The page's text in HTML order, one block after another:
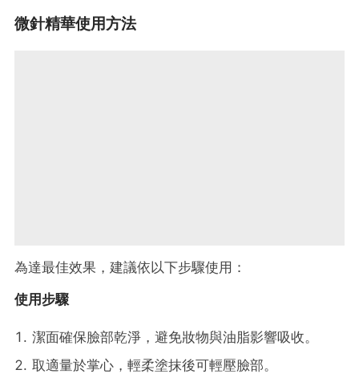
微針精華使用方法
為達最佳效果，建議依以下步驟使用：
使用步驟
潔面確保臉部乾淨，避免妝物與油脂影響吸收。
取適量於掌心，輕柔塗抹後可輕壓臉部。